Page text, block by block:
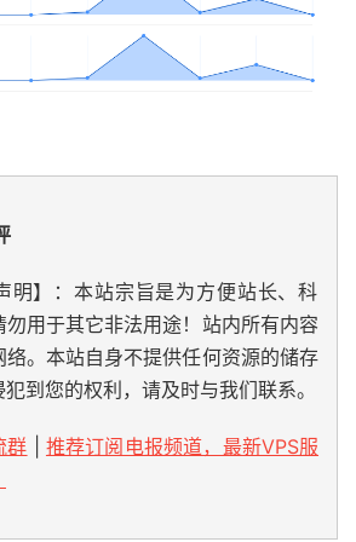
明】：本站宗旨是为方便站长、科
用于其它非法用途！站内所有内容
络。本站自身不提供任何资源的储存
到您的权利，请及时与我们联系。
群
推荐订阅电报频道，最新VPS服